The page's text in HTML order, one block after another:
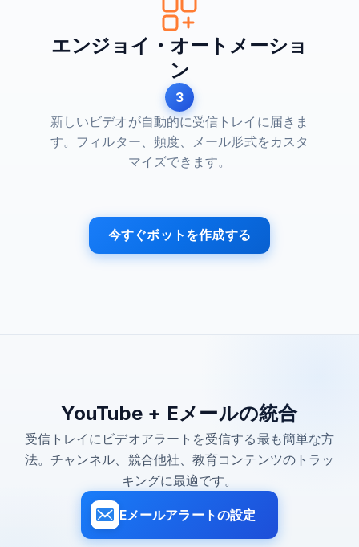
エンジョイ・オートメーショ
ン
3
新しいビデオが自動的に受信トレイに届きま
す。フィルター、頻度、メール形式をカスタ
マイズできます。
今すぐボットを作成する
YouTube + Eメールの統合
受信トレイにビデオアラートを受信する最も簡単な方
法。チャンネル、競合他社、教育コンテンツのトラッ
キングに最適です。
Eメールアラートの設定